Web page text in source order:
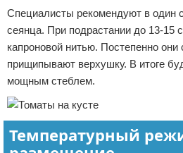
Специалисты рекомендуют в один
сеянца. При подрастании до 13-15
капроновой нитью. Постепенно они
прищипывают верхушку. В итоге
мощным стеблем.
Температурный